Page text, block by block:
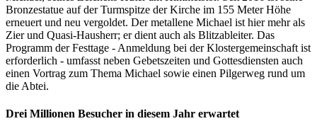
Bronzestatue auf der Turmspitze der Kirche im 155 Meter Höhe
erneuert und neu vergoldet. Der metallene Michael ist hier mehr als
Zier und Quasi-Hausherr; er dient auch als Blitzableiter. Das
Programm der Festtage - Anmeldung bei der Klostergemeinschaft ist
erforderlich - umfasst neben Gebetszeiten und Gottesdiensten auch
einen Vortrag zum Thema Michael sowie einen Pilgerweg rund um
die Abtei.
Drei Millionen Besucher in diesem Jahr erwartet